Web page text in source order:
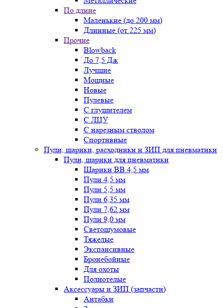
По длине
Маленькие (до 200 мм)
Длинные (от 225 мм)
Прочие
Blowback
До 7,5 Дж
Лучшие
Мощные
Новые
Пулевые
С глушителем
С ЛЦУ
С нарезным стволом
Спортивные
Пули, шарики, расходники и ЗИП для пневматики
Пули, шарики для пневматики
Шарики BB 4,5 мм
Пули 4,5 мм
Пули 5,5 мм
Пули 6,35 мм
Пули 7,62 мм
Пули 9,0 мм
Светошумовые
Тяжелые
Экспансивные
Бронебойные
Для охоты
Полнотелые
Аксессуары и ЗИП (запчасти)
Антабки